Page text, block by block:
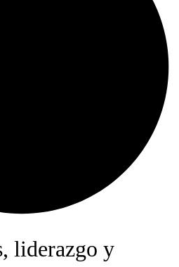
liderazgo y